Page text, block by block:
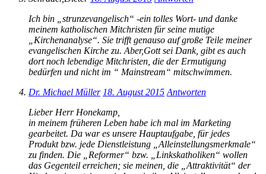
Ich bin „strunzevangelisch“ -ein tolles Wort- und danke
meinem katholischen Mitchristen für seine mutige
„Kirchenanalyse“. Sie trifft genauso auf große Teile meiner
evangelischen Kirche zu. Aber,Gott sei Dank, gibt es auch
dort noch lebendige Mitchristen, die der Ermutigung
bedürfen und nicht im “ Mainstream“ mitschwimmen.
Dr. Michael Müller 18. August 2015 Antworten
Lieber Herr Honekamp,
in meinem früheren Leben habe ich mal im Marketing
gearbeitet. Da war es unsere Hauptaufgabe, für jedes
Produkt bzw. jede Dienstleistung „Alleinstellungsmerkmale“
zu finden. Die „Reformer“ bzw. „Linkskatholiken“ wollen
das Gegenteil erreichen; sie meinen, die „Attraktivität“ der